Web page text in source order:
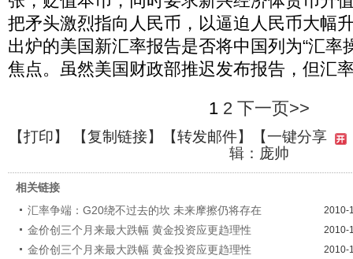
把矛头激烈指向人民币，以逼迫人民币大幅
出炉的美国新汇率报告是否将中国列为“汇率
焦点。虽然美国财政部推迟发布报告，但汇
1 2 下一页>>
【打印】 【复制链接】【转发邮件】
【一键分享
辑：庞帅
相关链接
汇率争端：G20绕不过去的坎 未来摩擦仍将存在
2010-
金价创三个月来最大跌幅 黄金投资应更趋理性 2010-
金价创三个月来最大跌幅 黄金投资应更趋理性 2010-